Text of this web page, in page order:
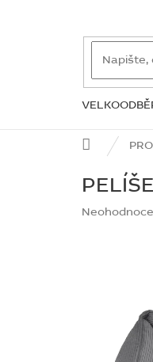
ZNAČKY
Domů
Průměrné
hvězdiček.